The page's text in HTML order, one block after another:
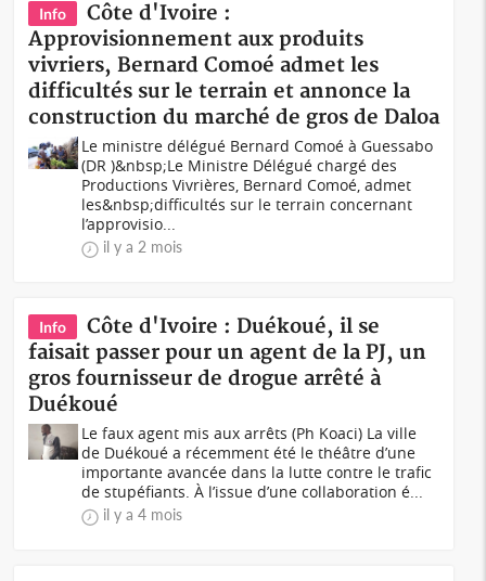
Info
Côte d'Ivoire :
Approvisionnement aux produits
vivriers, Bernard Comoé admet les
difficultés sur le terrain et annonce la
construction du marché de gros de Daloa
Le ministre délégué Bernard Comoé à Guessabo
(DR )&nbsp;Le Ministre Délégué chargé des
Productions Vivrières, Bernard Comoé, admet
les&nbsp;difficultés sur le terrain concernant
l’approvisio...
il y a 2 mois
Info
Côte d'Ivoire : Duékoué, il se
faisait passer pour un agent de la PJ, un
gros fournisseur de drogue arrêté à
Duékoué
Le faux agent mis aux arrêts (Ph Koaci) La ville
de Duékoué a récemment été le théâtre d’une
importante avancée dans la lutte contre le trafic
de stupéfiants. À l’issue d’une collaboration é...
il y a 4 mois